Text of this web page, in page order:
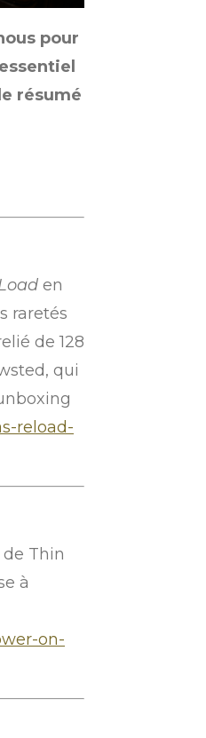
pour
résumé
en
raretés
de 128
qui
reload-
Thin
à
on-